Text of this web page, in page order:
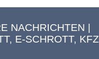
NACHRICHTEN |
E-SCHROTT, KFZ